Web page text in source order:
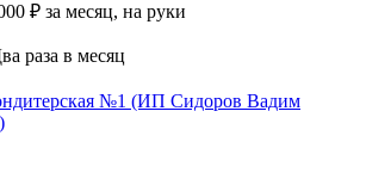
₽ за месяц, на руки
раза в месяц
№1 (ИП Сидоров Вадим